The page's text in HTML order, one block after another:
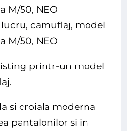
printr-un model
si croiala moderna
pantalonilor si in